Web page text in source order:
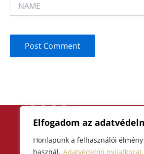
Elfogadom az
Honlapunk a felhasználói
használ. Adatvédelmi nyilatkozat
F
a
I
n
3300